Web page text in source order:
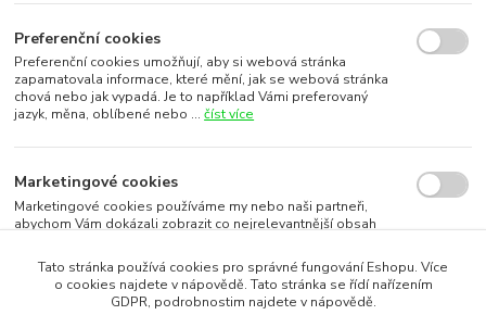
Preferenční cookies
Preferenční cookies umožňují, aby si webová stránka
zapamatovala informace, které mění, jak se webová stránka
chová nebo jak vypadá. Je to například Vámi preferovaný
jazyk, měna, oblíbené nebo ...číst více
Marketingové cookies
Marketingové cookies používáme my nebo naši partneři,
abychom Vám dokázali zobrazit co nejrelevantnější obsah
subjektů. To je možn... číst více
Tato stránka používá cookies pro správné fungování Eshopu. Více
o cookies najdete v nápovědě. Tato stránka se řídí nařízením
GDPR, podrobnostim najdete v nápovědě.